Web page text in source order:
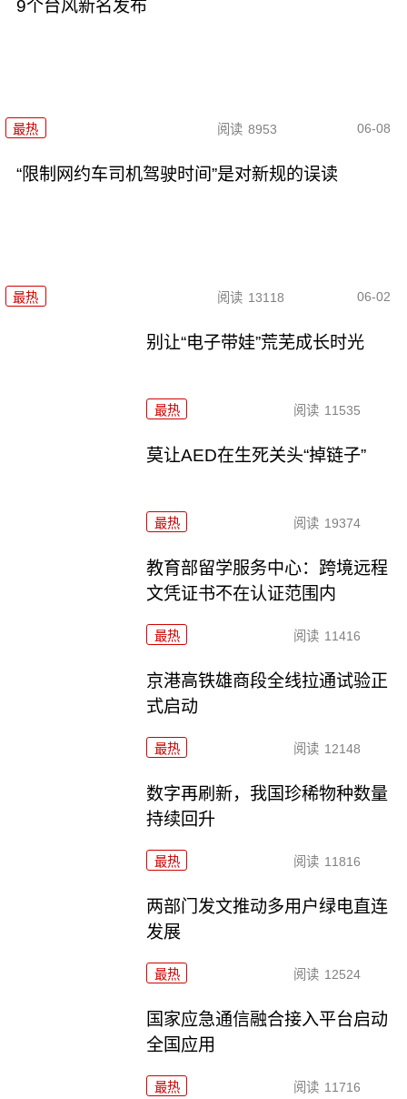
9个台风新名发布
最热 阅读 8953 06-08
“限制网约车司机驾驶时间”是对新规的误读
最热 阅读 13118 06-02
别让“电子带娃”荒芜成长时光
最热 阅读 11535
莫让AED在生死关头“掉链子”
最热 阅读 19374
教育部留学服务中心：跨境远程
文凭证书不在认证范围内
最热 阅读 11416
京港高铁雄商段全线拉通试验正
式启动
最热 阅读 12148
数字再刷新，我国珍稀物种数量
持续回升
最热 阅读 11816
两部门发文推动多用户绿电直连
发展
最热 阅读 12524
国家应急通信融合接入平台启动
全国应用
最热 阅读 11716